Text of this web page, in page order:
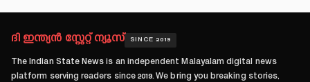
ദി ഇന്ത്യൻ സ്റ്റേറ്റ് ന്യൂസ് SINCE 2019
The Indian State News is an independent Malayalam digital news
platform serving readers since 2019. We bring you breaking stories,